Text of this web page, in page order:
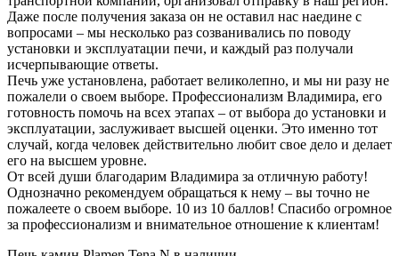
Даже после получения заказа он не оставил нас наедине с
вопросами – мы несколько раз созванивались по поводу
установки и эксплуатации печи, и каждый раз получали
исчерпывающие ответы.
Печь уже установлена, работает великолепно, и мы ни разу не
пожалели о своем выборе. Профессионализм Владимира, его
готовность помочь на всех этапах – от выбора до установки и
эксплуатации, заслуживает высшей оценки. Это именно тот
случай, когда человек действительно любит свое дело и делает
его на высшем уровне.
От всей души благодарим Владимира за отличную работу!
Однозначно рекомендуем обращаться к нему – вы точно не
пожалеете о своем выборе. 10 из 10 баллов! Спасибо огромное
за профессионализм и внимательное отношение к клиентам!